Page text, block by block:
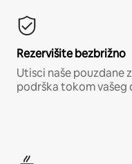
Rezervišite bezbrižno
Utisci naše pouzdane
podrška tokom vašeg